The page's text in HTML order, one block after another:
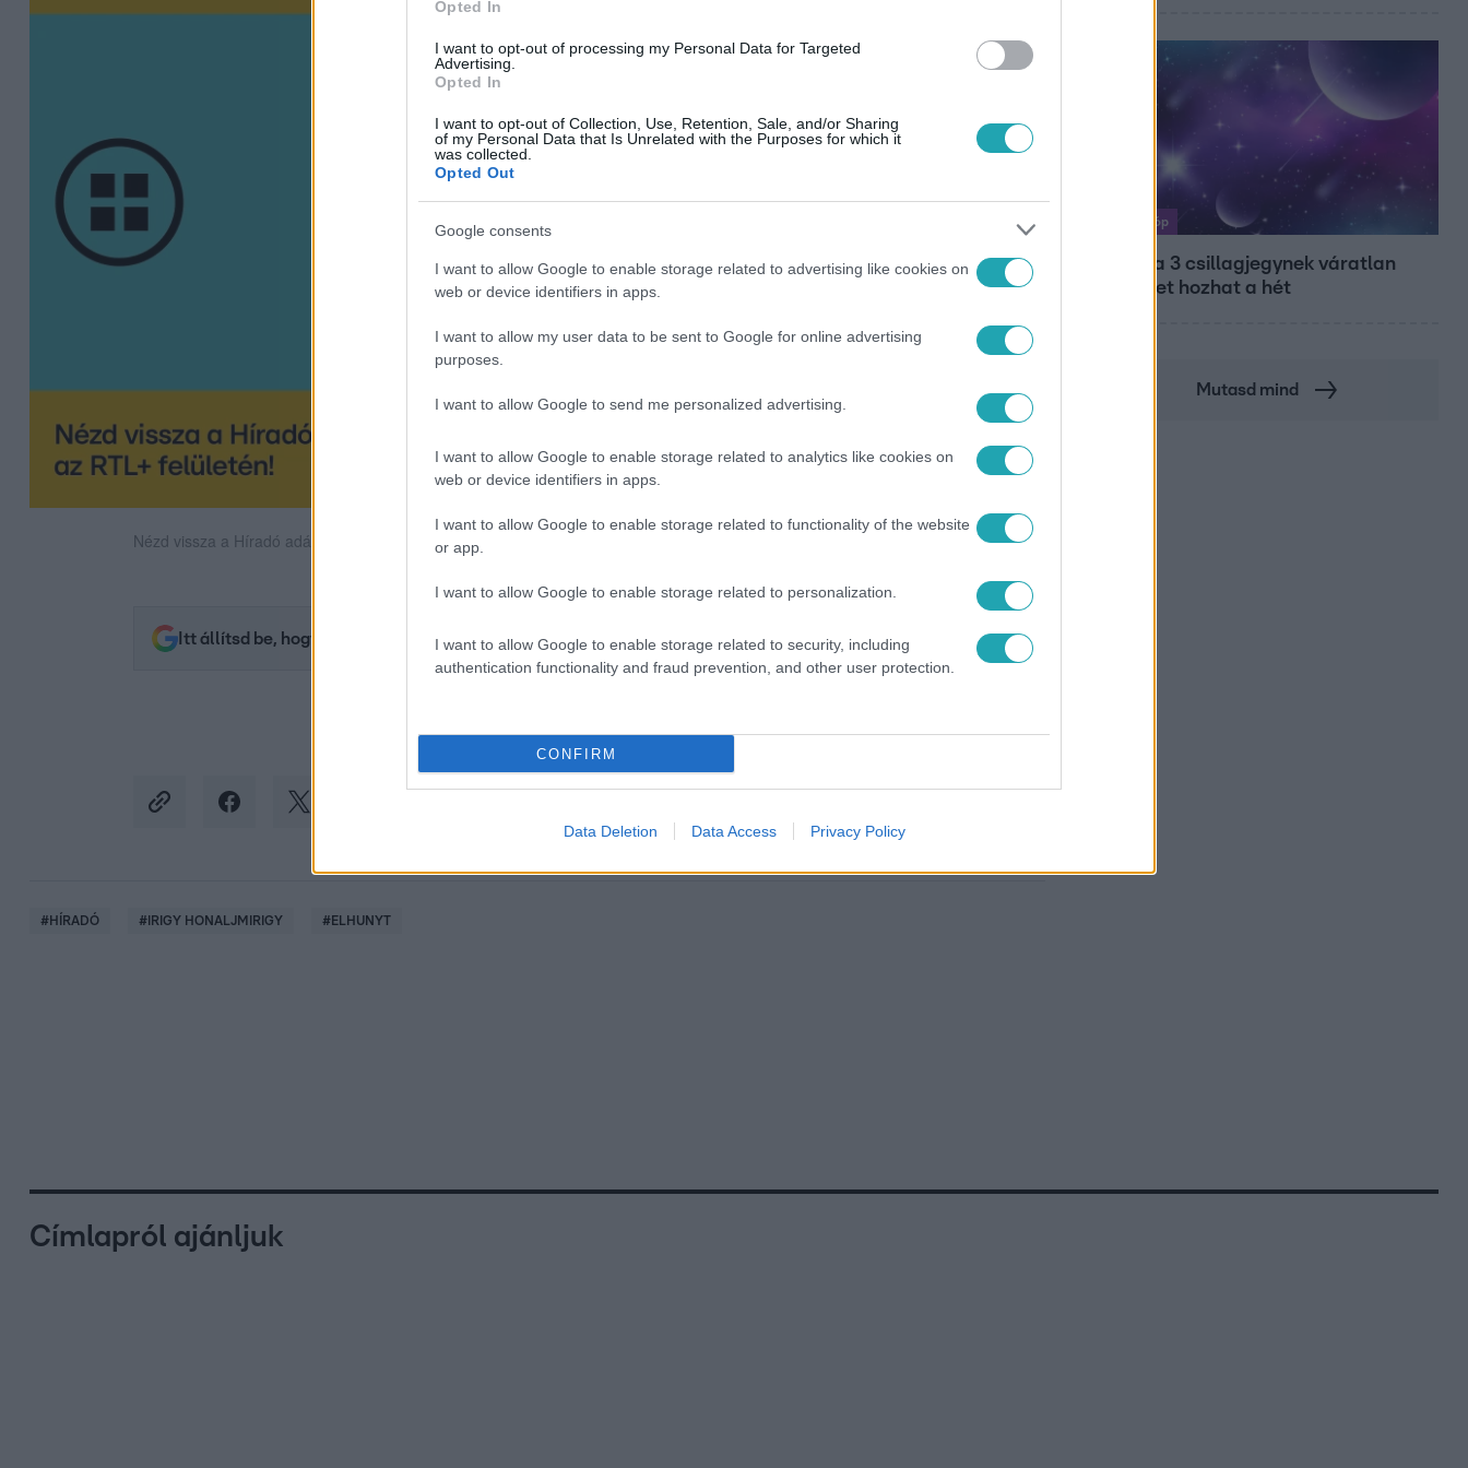
Opted In
I want to opt-out of processing my Personal Data for Targeted
Advertising.
Opted In
I want to opt-out of Collection, Use, Retention, Sale, and/or Sharing
of my Personal Data that Is Unrelated with the Purposes for which it
was collected.
Opted Out
Google consents
I want to allow Google to enable storage related to advertising like cookies on
web or device identifiers in apps.
I want to allow my user data to be sent to Google for online advertising
purposes.
I want to allow Google to send me personalized advertising.
I want to allow Google to enable storage related to analytics like cookies on
web or device identifiers in apps.
I want to allow Google to enable storage related to functionality of the website
or app.
I want to allow Google to enable storage related to personalization.
I want to allow Google to enable storage related to security, including
authentication functionality and fraud prevention, and other user protection.
CONFIRM
Data Deletion Data Access Privacy Policy
Nézd vissza a Híradó adásait az RTL+ felületén!
Itt állítsd be, hogy az RTL.hu az elsők között legyen a Google-találatokban!
#HÍRADÓ # IRIGY HONALJMIRIGY #ELHUNYT
Horoszkóp
Ennek a 3 csillagjegynek váratlan
sikereket hozhat a hét
Mutasd mind
Címlapról ajánljuk